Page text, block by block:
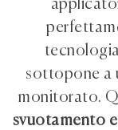
sottopone a
monitorato.
svuotamento